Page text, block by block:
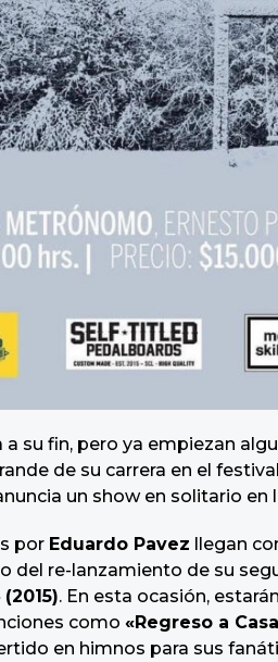
a su fin, pero ya empiezan
de su carrera en el
un show en solitario en
por Eduardo Pavez llegan
del re-lanzamiento de su
(2015). En esta ocasión,
como «Regreso a
en himnos para sus